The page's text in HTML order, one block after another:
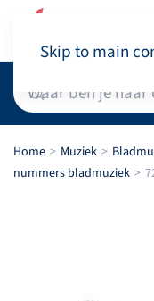
Skip to main
Home Muziek
nummers bladmuziek